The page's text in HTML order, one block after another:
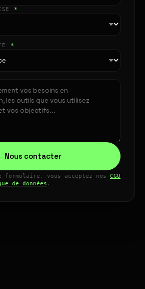
*
*
Nous contacter
formulaire, vous acceptez nos CGU
de données .